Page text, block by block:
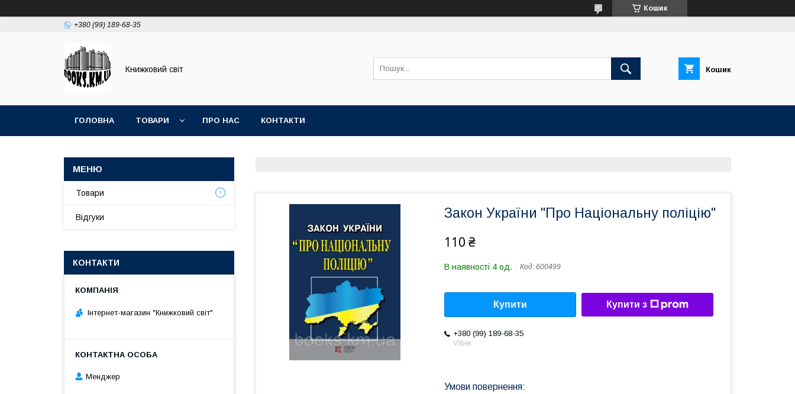
Кошик
+380 (99) 189-68-35
Книжковий світ Кошик
ГОЛОВНА ТОВАРИ ПРО НАС КОНТАКТИ
Закон України "Про Національну поліцію"
110 ₴
В наявності 4 од. Код: 600499
Купити Купити з
+380 (99) 189-68-35
Viber
Товари
Відгуки
КОНТАКТИ
Інтернет-магазин "Книжковий світ"
Менджер